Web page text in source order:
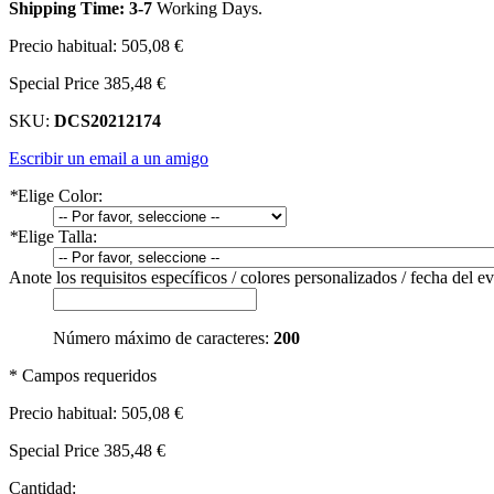
Shipping Time: 3-7 Working Days.
Precio habitual: 505,08 €
Special Price 385,48 €
SKU: DCS20212174
Escribir un email a un amigo
*Elige Color:
*Elige Talla:
Anote los requisitos específicos / colores personalizados / fecha del
Número máximo de caracteres: 200
* Campos requeridos
Precio habitual: 505,08 €
Special Price 385,48 €
Cantidad: